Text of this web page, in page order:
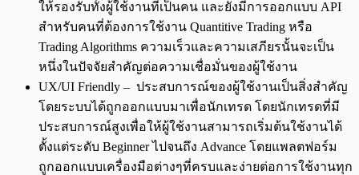
ให้รองรับทั้งผู้ใช้งานที่เป็นคน และยังมีการออกแบบ API
สำหรับคนที่ต้องการใช้งาน Quantitive Trading หรือ
Trading Algorithms ความเร็วและความเสภียรนั้นจะเป็น
หนึ่งในปัจจัยสำคัญต่อความเชื่อมั่นของผู้ใช้งาน
UX/UI Friendly – ประสบการณ์ของผู้ใช้งานเป็นสิ่งสำคัญ
โดยระบบได้ถูกออกแบบมาเพื่อนักเทรด โดยนักเทรดที่มี
ประสบการณ์สูงเพื่อให้ผู้ใช้งานสามารถเริ่มต้นใช้งานได้
ตั้งแต่ระดับ Beginner ไปจนถึง Advance โดยแพลตฟอร์ม
ถูกออกแบบเครื่องมือต่างๆที่ครบและง่ายต่อการใช้งานทุก